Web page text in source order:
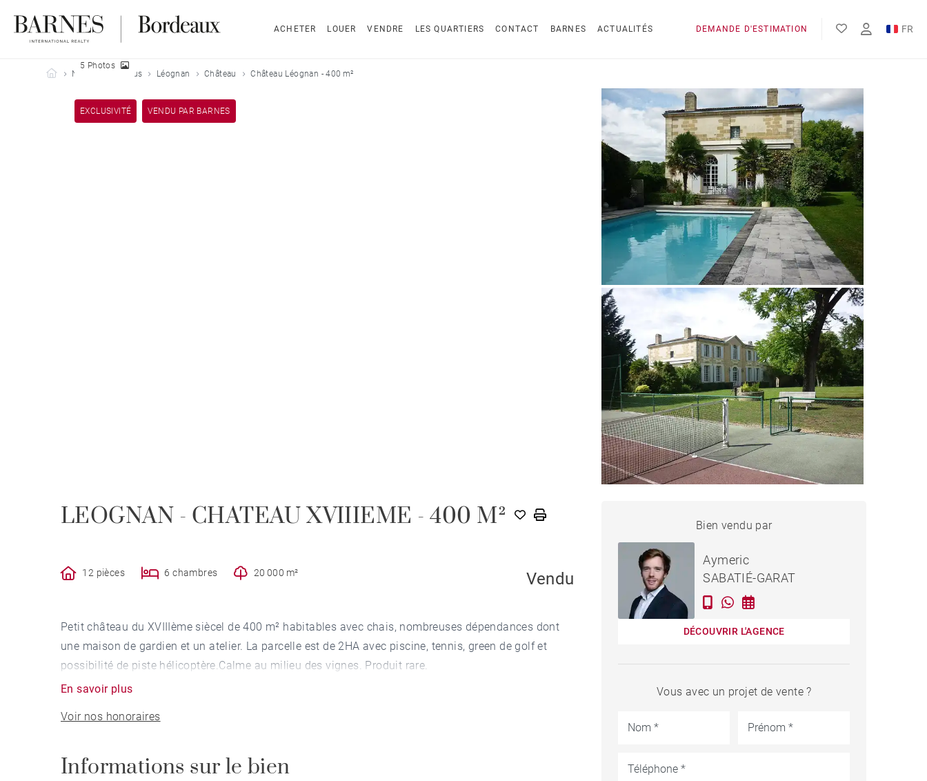
ACHETER LOUER VENDRE LES QUARTIERS CONTACT BARNES ACTUALITÉS DEMANDE D'ESTIMATION
FR
Barnes Bordeaux
Nos biens vendus Léognan Château Château Léognan - 400 m²
EXCLUSIVITÉ VENDU PAR BARNES
5 Photos
LEOGNAN - CHATEAU XVIIIEME - 400 M²
12 pièces 6 chambres 20 000 m² Vendu
Petit château du XVIIIème siècel de 400 m² habitables avec chais, nombreuses dépendances dont
une maison de gardien et un atelier. La parcelle est de 2HA avec piscine, tennis, green de golf et
possibilité de piste hélicoptère.Calme au milieu des vignes. Produit rare.
En savoir plus
Voir nos honoraires
Informations sur le bien
CHÂTEAU LÉOGNAN -
400 M²
Bien vendu par
Aymeric
SABATIÉ-GARAT
DÉCOUVRIR L'AGENCE
Vous avec un projet de vente ?